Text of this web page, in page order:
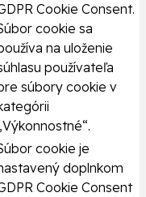
Cookie Consent.
cookie sa
na uloženie
používateľa
súbory cookie v
cookie je
doplnkom
Cookie Consent